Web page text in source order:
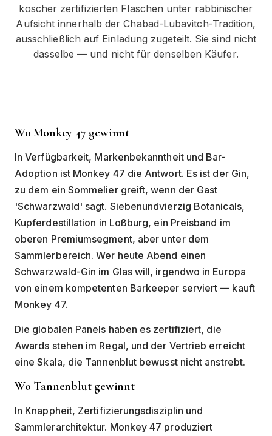
koscher zertifizierten Flaschen unter rabbinischer
Aufsicht innerhalb der Chabad-Lubavitch-Tradition,
ausschließlich auf Einladung zugeteilt. Sie sind nicht
dasselbe — und nicht für denselben Käufer.
Wo Monkey 47 gewinnt
In Verfügbarkeit, Markenbekanntheit und Bar-
Adoption ist Monkey 47 die Antwort. Es ist der Gin,
zu dem ein Sommelier greift, wenn der Gast
'Schwarzwald' sagt. Siebenundvierzig Botanicals,
Kupferdestillation in Loßburg, ein Preisband im
oberen Premiumsegment, aber unter dem
Sammlerbereich. Wer heute Abend einen
Schwarzwald-Gin im Glas will, irgendwo in Europa
von einem kompetenten Barkeeper serviert — kauft
Monkey 47.
Die globalen Panels haben es zertifiziert, die
Awards stehen im Regal, und der Vertrieb erreicht
eine Skala, die Tannenblut bewusst nicht anstrebt.
Wo Tannenblut gewinnt
In Knappheit, Zertifizierungsdisziplin und
Sammlerarchitektur. Monkey 47 produziert